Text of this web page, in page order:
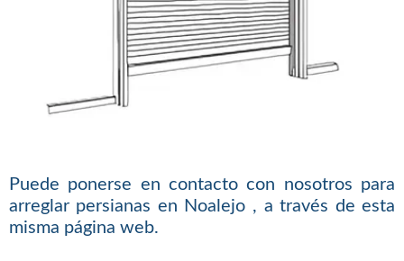
Puede ponerse en contacto con nosotros para
arreglar persianas en Noalejo , a través de esta
misma página web.